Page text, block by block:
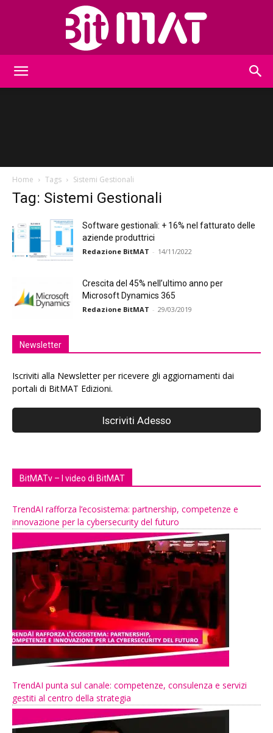
Home Tags Sistemi Gestionali
Tag: Sistemi Gestionali
Software gestionali: + 16% nel fatturato delle
aziende produttrici
Redazione BitMAT - 14/11/2022
Crescita del 45% nell’ultimo anno per
Microsoft Dynamics 365
Redazione BitMAT - 29/03/2019
Newsletter
Iscriviti alla Newsletter per ricevere gli aggiornamenti dai
portali di BitMAT Edizioni.
BitMATv – I video di BitMAT
TrendAI rafforza l’ecosistema: partnership, competenze e
innovazione per la cybersecurity del futuro
TrendAI punta sul canale: competenze, consulenza e servizi
gestiti al centro della strategia